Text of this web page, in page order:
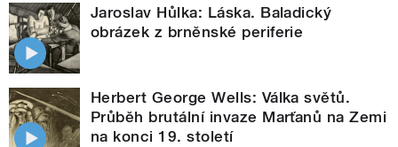
Jaroslav Hůlka: Láska. Baladický
obrázek z brněnské periferie
Herbert George Wells: Válka světů.
Průběh brutální invaze Marťanů na Zemi
na konci 19. století